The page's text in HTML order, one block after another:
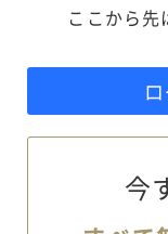
ここから先
今